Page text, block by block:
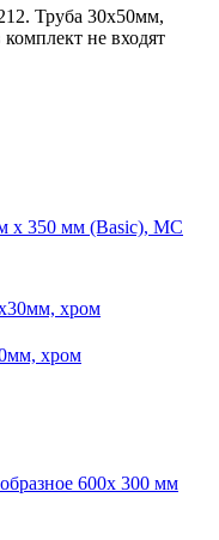
Труба 30х50мм,
не входят
х 350 мм (Basic), МС
хром
600х 300 мм